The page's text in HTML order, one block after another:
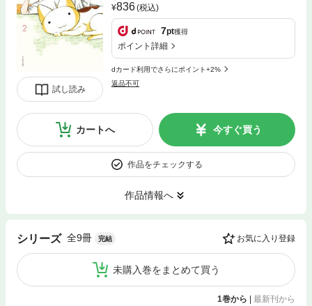
試し読み
836(税込)
7pt獲得
ポイント詳細
dカード利用でさらにポイント+2%
返品不可
カートへ 今すぐ買う
作品をチェックする
作品情報へ
シリーズ 全9冊 完結 お気に入り登録
未購入巻をまとめて買う
1巻から | 最新刊から